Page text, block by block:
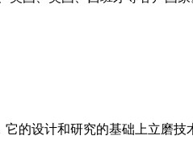
的设计和研究的基础上立磨